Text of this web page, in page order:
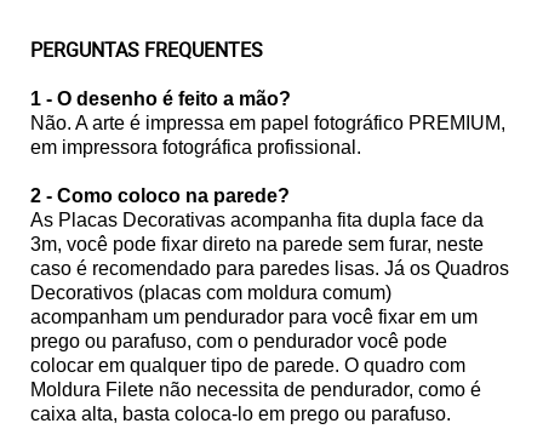
PERGUNTAS FREQUENTES
1 - O desenho é feito a mão?
Não. A arte é impressa em papel fotográfico PREMIUM,
em impressora fotográfica profissional.
2 - Como coloco na parede?
As Placas Decorativas acompanha fita dupla face da
3m, você pode fixar direto na parede sem furar, neste
caso é recomendado para paredes lisas. Já os Quadros
Decorativos (placas com moldura comum)
acompanham um pendurador para você fixar em um
prego ou parafuso, com o pendurador você pode
colocar em qualquer tipo de parede. O quadro com
Moldura Filete não necessita de pendurador, como é
caixa alta, basta coloca-lo em prego ou parafuso.